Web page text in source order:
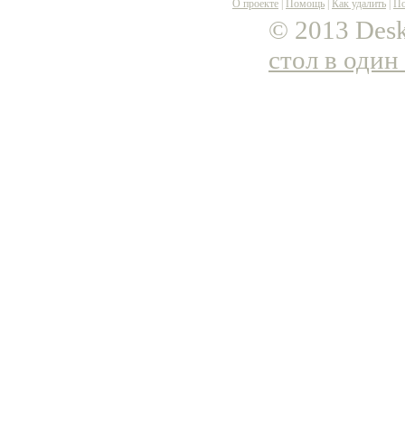
О проекте Помощь Как удалить
© 2013
стол в